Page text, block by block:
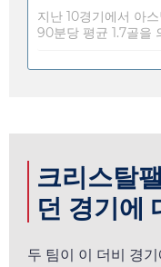
지난 10경기에서 아
90분당 평균 1.7골을
크리스탈
던 경기에
두 팀이 이 더비 경